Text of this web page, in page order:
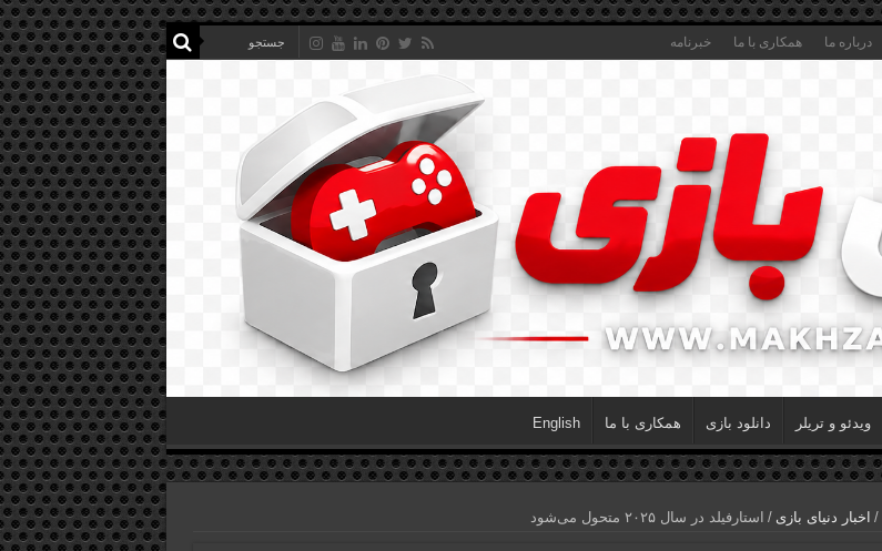
درباره ما همکاری با ما خبرنامه
ویدئو و تریلر دانلود بازی همکاری با ما English
/ اخبار دنیای بازی / استارفیلد در سال ۲۰۲۵ متحول می‌شود